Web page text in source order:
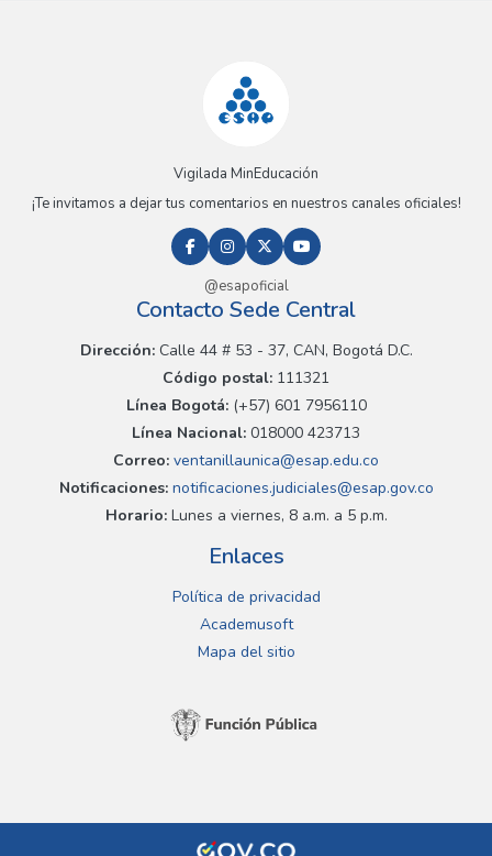
Vigilada MinEducación
¡Te invitamos a dejar tus comentarios en nuestros canales oficiales!
@esapoficial
Contacto Sede Central
Dirección:Calle 44 # 53 - 37, CAN, Bogotá D.C.
Código postal: 111321
Línea Bogotá:(+57) 601 7956110
Línea Nacional: 018000 423713
Correo: ventanillaunica@esap.edu.co
Notificaciones:notificaciones.judiciales@esap.gov.co
Horario:Lunes a viernes, 8 a.m. a 5 p.m.
Enlaces
Política de privacidad
Academusoft
Mapa del sitio